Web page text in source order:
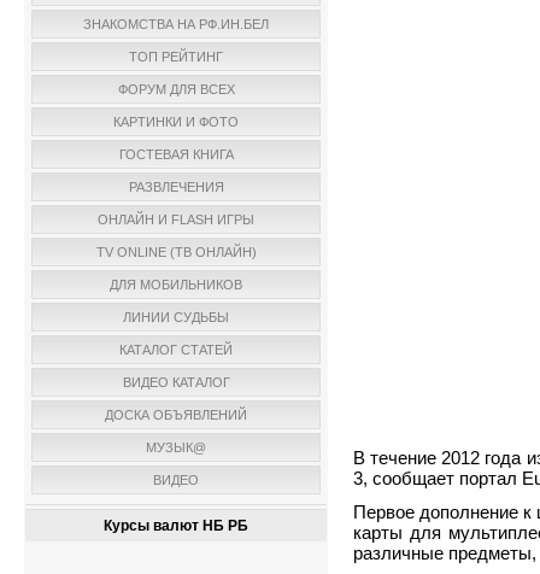
ЗНАКОМСТВА НА РФ.ИН.БЕЛ
ТОП РЕЙТИНГ
ФОРУМ ДЛЯ ВСЕХ
КАРТИНКИ И ФОТО
ГОСТЕВАЯ КНИГА
РАЗВЛЕЧЕНИЯ
ОНЛАЙН И FLASH ИГРЫ
TV ONLINE (ТВ ОНЛАЙН)
ДЛЯ МОБИЛЬНИКОВ
ЛИНИИ СУДЬБЫ
КАТАЛОГ СТАТЕЙ
ВИДЕО КАТАЛОГ
ДОСКА ОБЪЯВЛЕНИЙ
МУЗЫК@
ВИДЕО
Курсы валют НБ РБ
В течение 2012 года
3, сообщает портал
Первое дополнение к
карты для
различные